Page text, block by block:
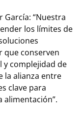
García: “Nuestra
los límites de
que conserven
y complejidad de
la alianza entre
clave para
alimentación”.